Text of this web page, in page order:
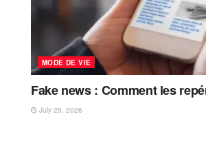
MODE DE VIE
Fake news : Comment les
July 25, 2026